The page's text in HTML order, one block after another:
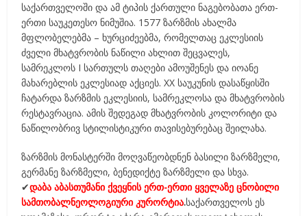
საქართველოში და ამ ტიპის ქართული ნაგებობათა ერთ-
ერთი საუკეთესო ნიმუშია. 1577 ზარზმის ახალმა
მფლობელებმა – ხურციძეებმა, რომელთაც ეკლესიის
ძველი მხატვრობის ნაწილი ახლით შეცვალეს,
სამრეკლოს I სართულს თაღები ამოუშენეს და იოანე
მახარებლის ეკლესიად აქციეს. XX საუკუნის დასაწყისში
ჩატარდა ზარზმის ეკლესიის, სამრეკლოსა და მხატვრობის
რესტავრაცია. ამის შედეგად მხატვრობის კოლორიტი და
ნაწილობრივ სტილისტიკური თავისებურებაც შეილახა.
ზარზმის მონასტერში მოღვაწეობდნენ ბასილი ზარზმელი,
გერმანე ზარზმელი, ბენედიქტე ზარზმელი და სხვა.
✔დაბა აბასთუმანი ქვეყნის ერთ-ერთი ყველაზე ცნობილი
სამთობალნეოლოგიური კურორტია.საქართველოს ეს